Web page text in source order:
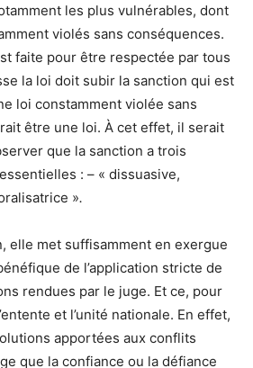
les plus vulnérables, dont
violés sans conséquences.
faite pour être respectée par tous
la loi doit subir la sanction qui est
loi constamment violée sans
être une loi. À cet effet, il serait
que la sanction a trois
: – « dissuasive,
».
elle met suffisamment en exergue
de l’application stricte de
rendues par le juge. Et ce, pour
et l’unité nationale. En effet,
apportées aux conflits
que la confiance ou la défiance